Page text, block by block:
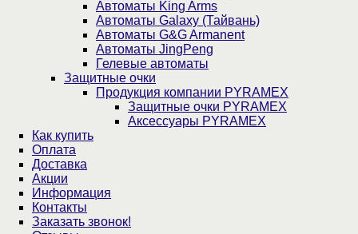
Автоматы King Arms
Автоматы Galaxy (Тайвань)
Автоматы G&G Armanent
Автоматы JingPeng
Гелевые автоматы
Защитные очки
Продукция компании PYRAMEX
Защитные очки PYRAMEX
Аксессуары PYRAMEX
Как купить
Оплата
Доставка
Акции
Информация
Контакты
Заказать звонок!